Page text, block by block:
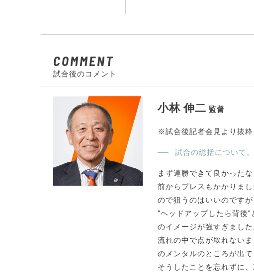
COMMENT
試合後のコメント
小林 伸二 監督
※試合後記者会見より抜粋
試合の総括について。
まず連勝できて良かったな
前からプレスもかかりま
ので狙うのはいいのです
"ヘッドアップしたら背後
のイメージが強すぎまし
流れの中で点が取れない
のメンタルのところが出
そうしたことを忘れずに